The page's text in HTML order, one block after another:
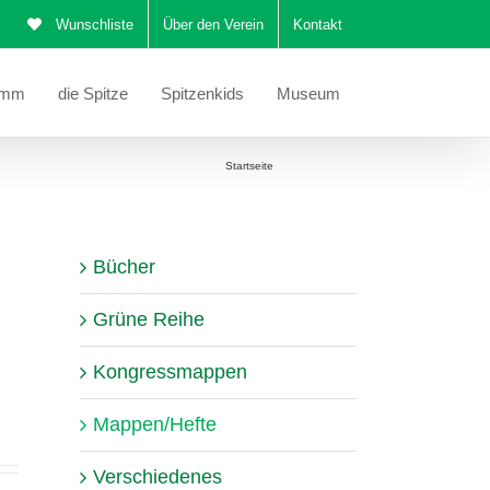
Wunschliste Über den Verein Kontakt
die Spitze Spitzenkids Museum
Startseite
Bücher
Grüne Reihe
Kongressmappen
Mappen/Hefte
Verschiedenes